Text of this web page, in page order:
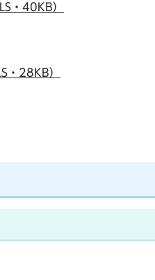
・40KB）
・28KB）